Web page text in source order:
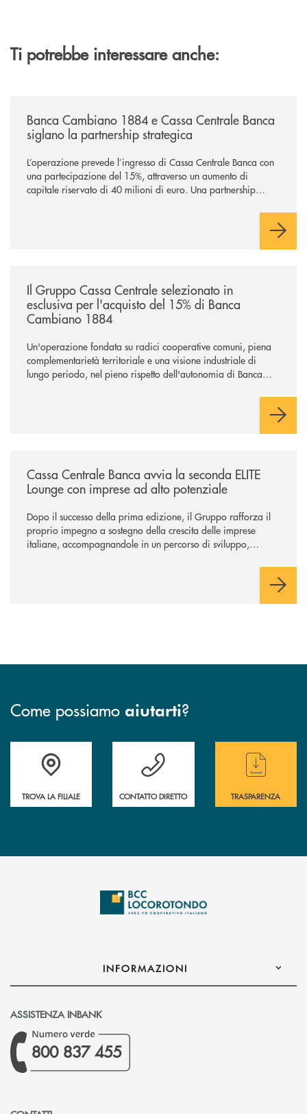
Ti potrebbe interessare anche:
Banca Cambiano 1884 e Cassa Centrale Banca
siglano la partnership strategica
L’operazione prevede l’ingresso di Cassa Centrale Banca con
una partecipazione del 15%, attraverso un aumento di
capitale riservato di 40 milioni di euro. Una partnership
comuni e sulla prossimità ai territori, per ampliare l’offerta e
Il Gruppo Cassa Centrale selezionato in
esclusiva per l'acquisto del 15% di Banca
Cambiano 1884
Un'operazione fondata su radici cooperative comuni, piena
complementarietà territoriale e una visione industriale di
lungo periodo, nel pieno rispetto dell'autonomia di Banca
negoziazione esclusiva per la finalizzazione dell’operazione.
Cassa Centrale Banca avvia la seconda ELITE
Lounge con imprese ad alto potenziale
Dopo il successo della prima edizione, il Gruppo rafforza il
proprio impegno a sostegno della crescita delle imprese
italiane, accompagnandole in un percorso di sviluppo,
Come possiamo aiutarti?
Accedi all' elenco completo delle filiali
TROVA LA FILIALE
Hai bisogno di assistenza immediata ?
CONTATTO DIRETTO
Hai bisogno di
TRASPARENZA
INFORMAZIONI
ASSISTENZA INBANK
800 837 455